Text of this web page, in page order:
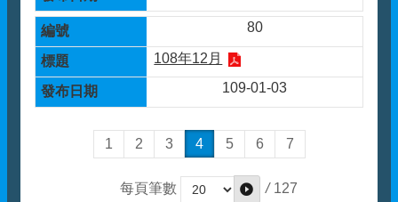
80
108年12月
109-01-03
1 2 3 4 5 6 7
每頁筆數 / 127